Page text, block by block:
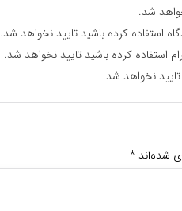
شد.
استفاده کرده باشید تایید نخواهد شد.
استفاده کرده باشید تایید نخواهد شد.
نخواهد شد.
شده‌اند *